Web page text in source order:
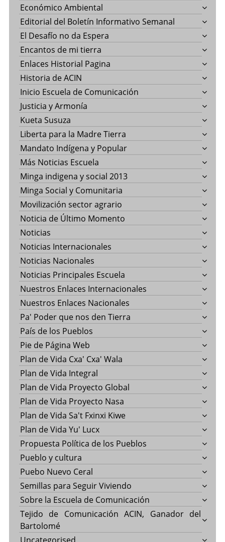
Económico Ambiental
Editorial del Boletín Informativo Semanal
El Desafío no da Espera
Encantos de mi tierra
Enlaces Historial Pagina
Historia de ACIN
Inicio Escuela de Comunicación
Justicia y Armonía
Kueta Susuza
Liberta para la Madre Tierra
Mandato Indígena y Popular
Más Noticias Escuela
Minga indigena y social 2013
Minga Social y Comunitaria
Movilización sector agrario
Noticia de Último Momento
Noticias
Noticias Internacionales
Noticias Nacionales
Noticias Principales Escuela
Nuestros Enlaces Internacionales
Nuestros Enlaces Nacionales
Pa' Poder que nos den Tierra
País de los Pueblos
Pie de Página Web
Plan de Vida Cxa' Cxa' Wala
Plan de Vida Integral
Plan de Vida Proyecto Global
Plan de Vida Proyecto Nasa
Plan de Vida Sa't Fxinxi Kiwe
Plan de Vida Yu' Lucx
Propuesta Política de los Pueblos
Pueblo y cultura
Puebo Nuevo Ceral
Semillas para Seguir Viviendo
Sobre la Escuela de Comunicación
Tejido de Comunicación ACIN, Ganador del
Bartolomé